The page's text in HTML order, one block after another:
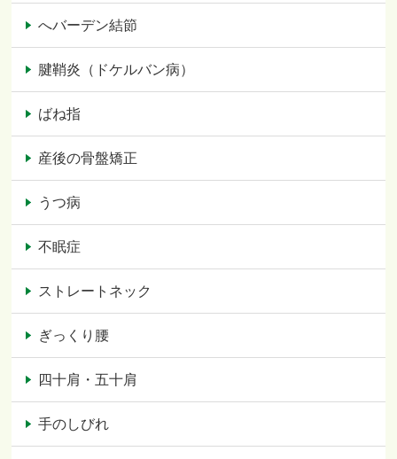
へバーデン結節
腱鞘炎（ドケルバン病）
ばね指
産後の骨盤矯正
うつ病
不眠症
ストレートネック
ぎっくり腰
四十肩・五十肩
手のしびれ